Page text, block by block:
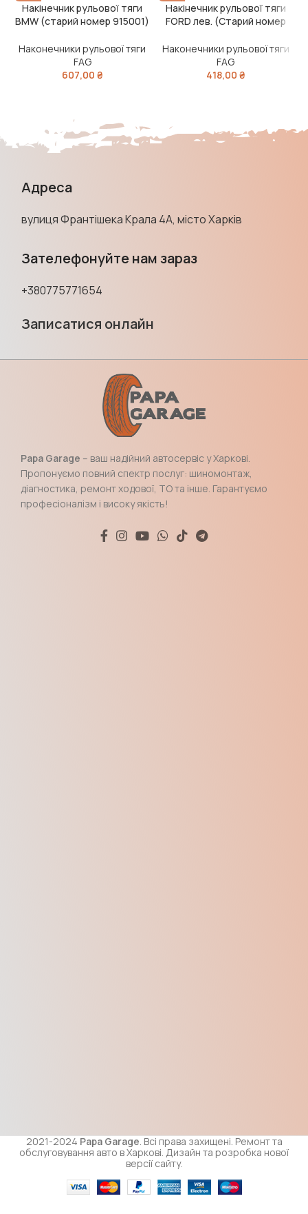
Накінечник рульової тяги
BMW (старий номер 915001)
Наконечники рульової тяги
FAG
607,00 ₴
Накінечник рульової тяги
FORD лев. (Старий номер
Наконечники рульової тяги
FAG
418,00 ₴
Адреса
вулиця Франтішека Крала 4А, місто Харків
Зателефонуйте нам зараз
+380775771654
Записатися онлайн
Papa Garage – ваш надійний автосервіс у Харкові.
Пропонуємо повний спектр послуг: шиномонтаж,
діагностика, ремонт ходової, ТО та інше. Гарантуємо
професіоналізм і високу якість!
2021-2024 Papa Garage. Всі права захищені. Ремонт та
обслуговування авто в Харкові. Дизайн та розробка нової
версії сайту.
рульової
тяги ВАЗ